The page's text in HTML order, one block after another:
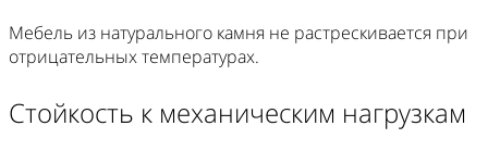
Мебель из натурального камня не растрескивается при
отрицательных температурах.
Стойкость к механическим нагрузкам